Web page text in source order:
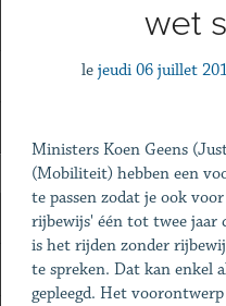
wet
le jeudi 06 juillet
Ministers Koen Geens
(Mobiliteit) hebben een
te passen zodat je ook
rijbewijs' één tot twee jaar
is het rijden zonder
te spreken. Dat kan enkel
gepleegd. Het